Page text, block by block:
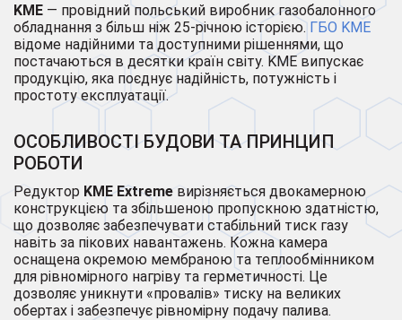
KME — провідний польський виробник газобалонного
обладнання з більш ніж 25-річною історією.ГБО KME
відоме надійними та доступними рішеннями, що
постачаються в десятки країн світу. KME випускає
продукцію, яка поєднує надійність, потужність і
простоту експлуатації.
ОСОБЛИВОСТІ БУДОВИ ТА ПРИНЦИП
РОБОТИ
Редуктор KME Extreme вирізняється двокамерною
конструкцією та збільшеною пропускною здатністю,
що дозволяє забезпечувати стабільний тиск газу
навіть за пікових навантажень. Кожна камера
оснащена окремою мембраною та теплообмінником
для рівномірного нагріву та герметичності. Це
дозволяє уникнути «провалів» тиску на великих
обертах і забезпечує рівномірну подачу палива.